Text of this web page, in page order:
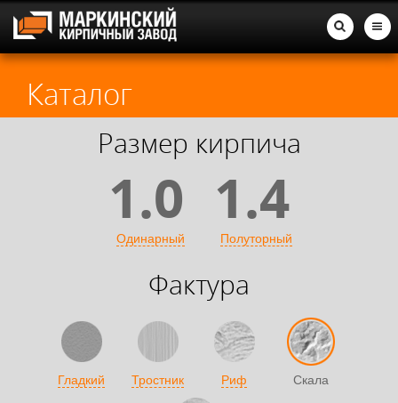
Каталог
Размер кирпича
1.0
Одинарный
1.4
Полуторный
Фактура
Гладкий Тростник Риф Скала